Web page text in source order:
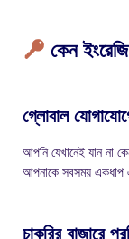
কেন
গ্লোবাল
আপনি যেখানেই যান না
আপনাকে সবসময় একধাপ
চাকরির বাজারে